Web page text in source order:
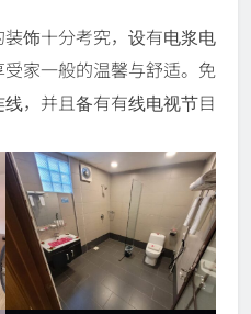
饰十分考究，设有电浆电
家一般的温馨与舒适。免
，并且备有有线电视节目